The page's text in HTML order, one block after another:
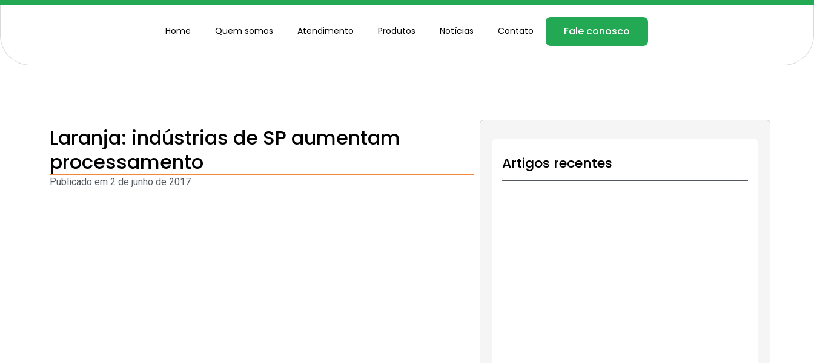
Home Quem somos Atendimento Produtos Notícias Contato Fale conosco
Laranja: indústrias de SP aumentam
processamento
Publicado em 2 de junho de 2017
Artigos recentes